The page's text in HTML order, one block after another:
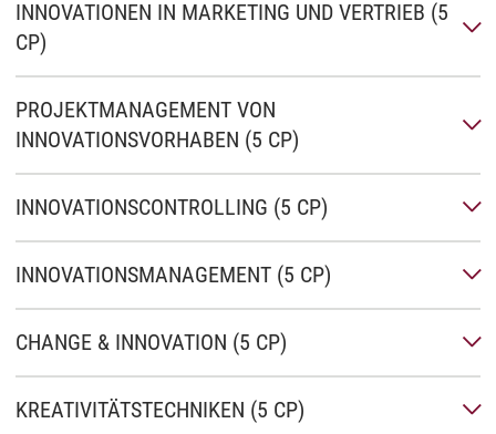
INNOVATIONEN IN MARKETING UND VERTRIEB (5
CP)
PROJEKTMANAGEMENT VON
INNOVATIONSVORHABEN (5 CP)
INNOVATIONSCONTROLLING (5 CP)
INNOVATIONSMANAGEMENT (5 CP)
CHANGE & INNOVATION (5 CP)
KREATIVITÄTSTECHNIKEN (5 CP)